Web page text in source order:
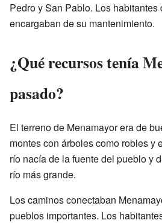
Pedro y San Pablo. Los habitantes
encargaban de su mantenimiento.
¿Qué recursos tenía
pasado?
El terreno de Menamayor era de
montes con árboles como robles y
río nacía de la fuente del pueblo y
río más grande.
Los caminos conectaban
pueblos importantes. Los